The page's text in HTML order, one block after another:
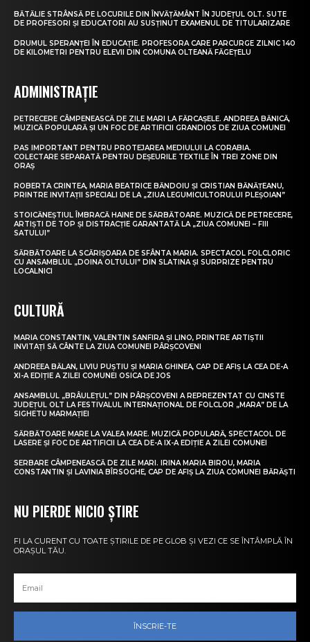
BĂTĂLIE STRÂNSĂ PE LOCURILE DIN ÎNVĂȚĂMÂNT ÎN JUDEȚUL OLT. SUTE
DE PROFESORI ȘI EDUCATORI AU SUSȚINUT EXAMENUL DE TITULARIZARE
DRUMUL SPERANȚEI ÎN EDUCAȚIE. PROFESORA CARE PARCURGE ZILNIC 140
DE KILOMETRI PENTRU ELEVII DIN COMUNA OLTEANĂ FĂGEȚELU
ADMINISTRAȚIE
PETRECERE CÂMPENEASCĂ DE ZILE MARI LA FĂRCAȘELE. ANDREEA BĂNICĂ,
MUZICĂ POPULARĂ ȘI UN FOC DE ARTIFICII GRANDIOS DE ZIUA COMUNEI
PAS IMPORTANT PENTRU PROTEJAREA MEDIULUI LA CORABIA.
COLECTARE SEPARATĂ PENTRU DEȘEURILE TEXTILE ÎN TREI ZONE DIN
ORAȘ
ROBERTA CRINTEA, MARIA BEATRICE BĂNDOIU ȘI CRISTIAN BĂNĂȚEANU,
PRINTRE INVITAȚII SPECIALI DE LA „ZIUA LEGUMICULTORULUI PLEȘOIAN”
STOICĂNEȘTIUL ÎMBRACĂ HAINE DE SĂRBĂTOARE. MUZICĂ DE PETRECERE,
ARTIȘTI DE TOP ȘI DISTRACȚIE GARANTATĂ LA „ZIUA COMUNEI – FIII
SATULUI”
SĂRBĂTOARE LA SCĂRIȘOARA DE SFÂNTA MARIA. SPECTACOL FOLCLORIC
CU ANSAMBLUL „DOINA OLTULUI” DIN SLATINA ȘI SURPRIZE PENTRU
LOCALNICI
CULTURĂ
MARIA CONSTANTIN, VALENTIN SANFIRA ȘI LINO, PRINTRE ARTIȘTII
INVITAȚI SĂ CÂNTE LA ZIUA COMUNEI PÂRȘCOVENI
ANDREEA BĂLAN, LIVIU PUȘTIU ȘI MARIA GHINEA, CAP DE AFIȘ LA CEA DE-A
XI-A EDIȚIE A ZILEI COMUNEI OSICA DE JOS
ANSAMBLUL „BRÂULEȚUL” DIN PÂRȘCOVENI A REPREZENTAT CU CINSTE
JUDEȚUL OLT LA FESTIVALUL INTERNAȚIONAL DE FOLCLOR „MARA” DE LA
SIGHETU MARMAȚIEI
SĂRBĂTOARE MARE LA VALEA MARE. MUZICĂ POPULARĂ, SPECTACOL DE
LASERE ȘI FOC DE ARTIFICII LA CEA DE-A IX-A EDIȚIE A ZILEI COMUNEI
SERBARE CÂMPENEASCĂ DE ZILE MARI. IRINA MARIA BIROU, MARIA
CONSTANTIN ȘI LAVINIA BÎRSOGHE, CAP DE AFIȘ LA ZIUA COMUNEI BĂRĂȘTI
NU PIERDE NICIO ȘTIRE
FI LA CURENT CU TOATE ȘTIRILE DE PE GLOB ȘI VEZI CE SE ÎNTÂMPLĂ ÎN
ORAȘUL TĂU.
ÎNSCRIE-TE